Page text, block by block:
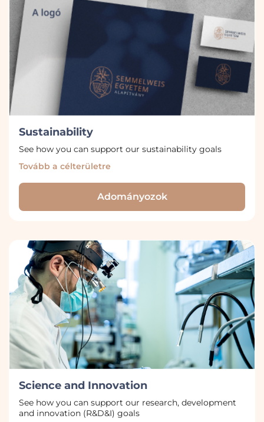
Sustainability
See how you can support our sustainability goals
Tovább a célterületre
Adományozok
Science and Innovation
See how you can support our research, development
and innovation (R&D&I) goals